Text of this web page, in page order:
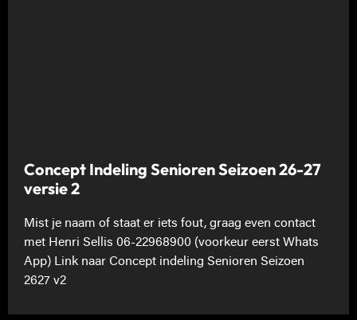
Concept Indeling Senioren Seizoen 26-27
versie 2
Mist je naam of staat er iets fout, graag even contact
met Henri Sellis 06-22968900 (voorkeur eerst Whats
App) Link naar Concept indeling Senioren Seizoen
2627 v2